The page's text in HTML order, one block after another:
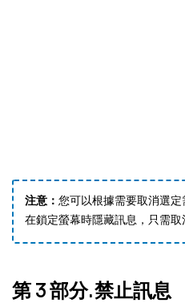
注意： 您可以根據需要取消選
在鎖定螢幕時隱藏訊息，只需取
第 3 部分. 禁止訊息